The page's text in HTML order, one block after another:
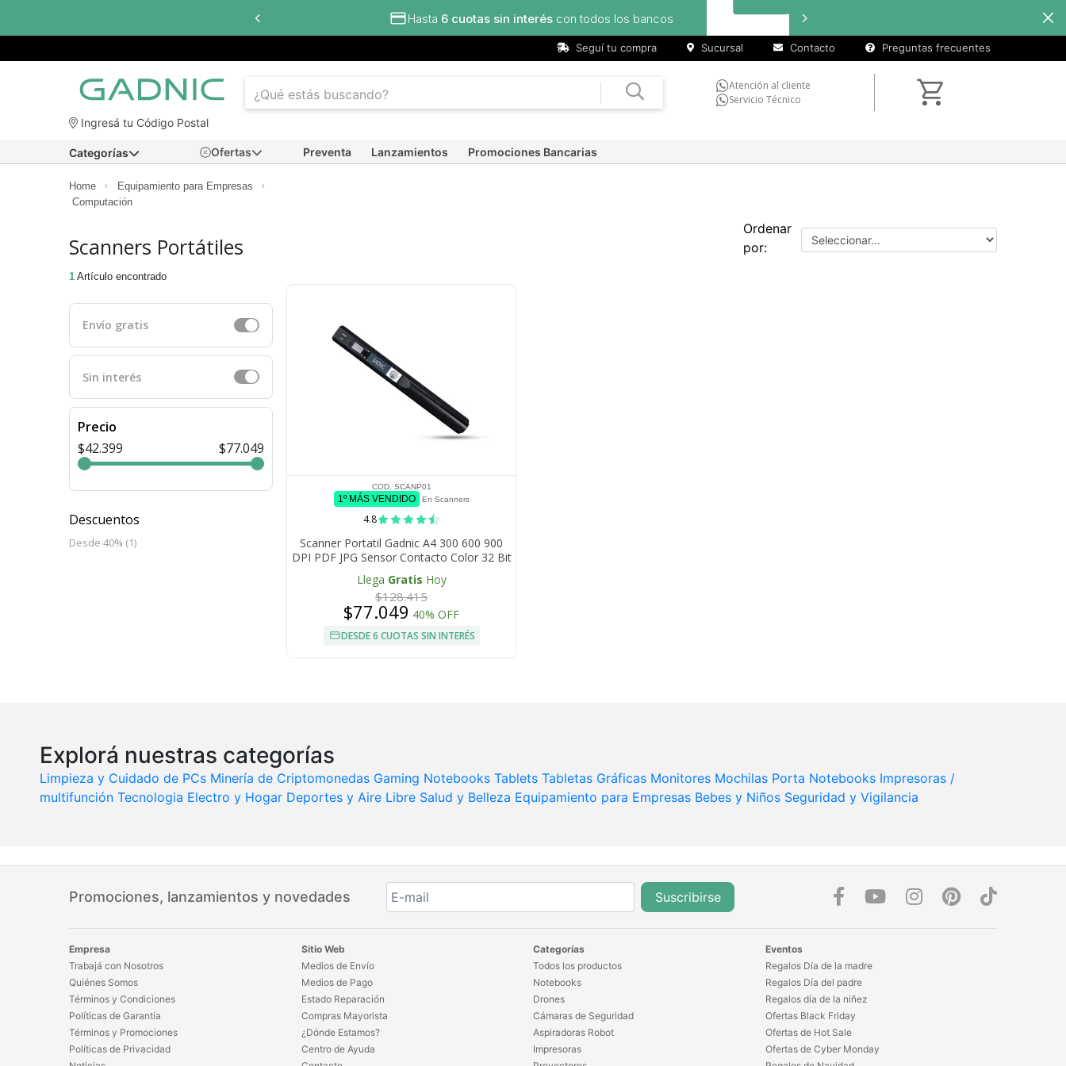
Hasta 6 cuotas sin interés con todos los bancos
Seguí tu compra Sucursal Contacto Preguntas frecuentes
Atención al cliente
Servicio Técnico
Ingresá tu Código Postal
Ofertas Preventa Lanzamientos Promociones Bancarias
Categorías
Home
Equipamiento para Empresas
Computación
Scanners Portátiles
1 Artículo encontrado
Envío gratis
Sin interés
Precio
$42.399
$77.049
Descuentos
Desde 40% (1)
Ordenar
por:
COD. SCANP01
1º MÁS VENDIDO En Scanners
4.8
Scanner Portatil Gadnic A4 300 600 900
DPI PDF JPG Sensor Contacto Color 32 Bit
USB Mini 20 Apagado Automatico
Llega Gratis Hoy
$128.415
$77.049 40% OFF
DESDE 6 CUOTAS SIN INTERÉS
Explorá nuestras categorías
Limpieza y Cuidado de PCs Minería de Criptomonedas Gaming Notebooks Tablets Tabletas Gráficas Monitores Mochilas Porta Notebooks Impresoras /
multifunción Tecnologia Electro y Hogar Deportes y Aire Libre Salud y Belleza Equipamiento para Empresas Bebes y Niños Seguridad y Vigilancia
Promociones, lanzamientos y novedades Suscribirse
Empresa
Trabajá con Nosotros
Quiénes Somos
Términos y Condiciones
Políticas de Garantía
Términos y Promociones
Políticas de Privacidad
Sitio Web
Medios de Envío
Medios de Pago
Estado Reparación
Compras Mayorista
¿Dónde Estamos?
Centro de Ayuda
Categorías
Todos los productos
Notebooks
Drones
Cámaras de Seguridad
Aspiradoras Robot
Impresoras
Eventos
Regalos Día de la madre
Regalos Día del padre
Regalos día de la niñez
Ofertas Black Friday
Ofertas de Hot Sale
Ofertas de Cyber Monday